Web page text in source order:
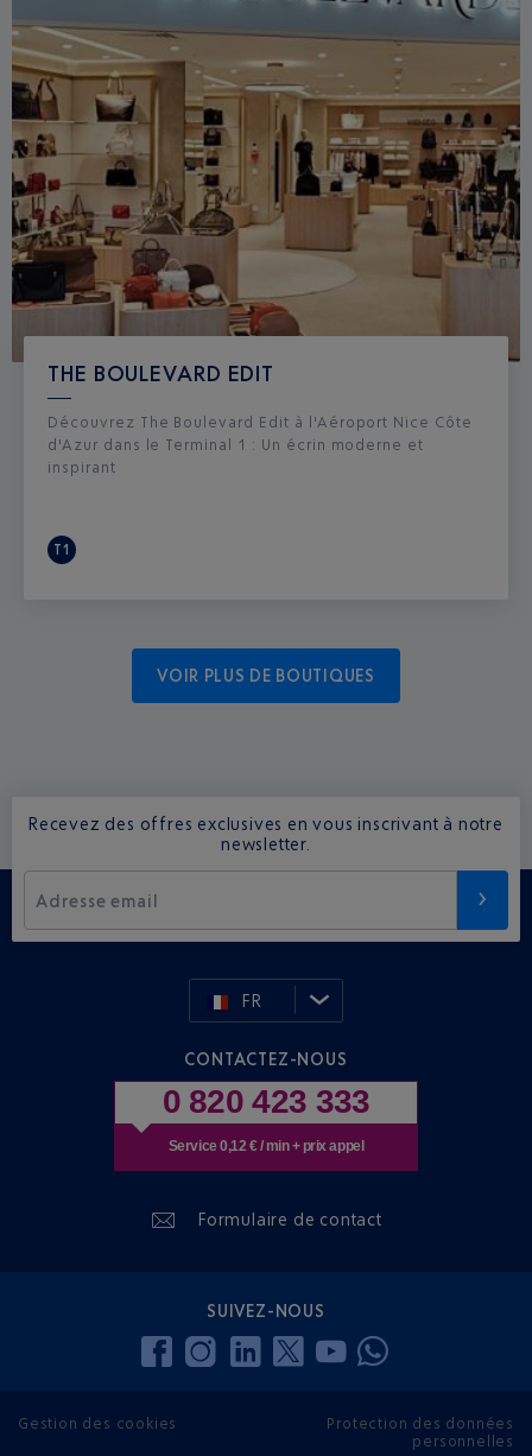
THE BOULEVARD EDIT
Découvrez The Boulevard Edit à l'Aéroport Nice Côte
d'Azur dans le Terminal 1 : Un écrin moderne et
inspirant
T1
VOIR PLUS DE BOUTIQUES
Recevez des offres exclusives en vous inscrivant à notre
newsletter.
Adresse email
FR
CONTACTEZ-NOUS
0 820 423 333
Service 0,12 € / min + prix appel
Formulaire de contact
SUIVEZ-NOUS
Gestion des cookies
Protection des données
personnelles